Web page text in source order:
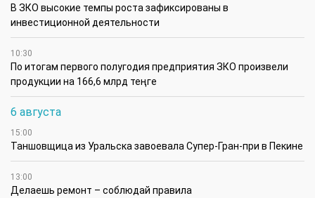
В ЗКО высокие темпы роста зафиксированы в
инвестиционной деятельности
10:30
По итогам первого полугодия предприятия ЗКО произвели
продукции на 166,6 млрд теңге
6 августа
15:00
Таншовщица из Уральска завоевала Супер-Гран-при в Пекине
13:00
Делаешь ремонт – соблюдай правила